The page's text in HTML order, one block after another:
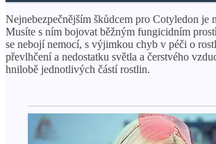
Nejnebezpečnějším škůdcem pro Cotyledon je
Musíte s ním bojovat běžným fungicidním
se nebojí nemocí, s výjimkou chyb v péči o
převlhčení a nedostatku světla a čerstvého
hnilobě jednotlivých částí rostlin.